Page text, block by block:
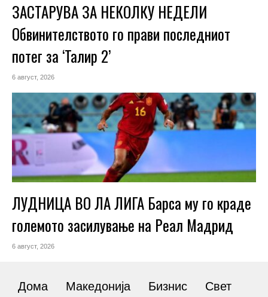
ЗАСТАРУВА ЗА НЕКОЛКУ НЕДЕЛИ
Обвинителството го прави последниот
потег за ‘Талир 2’
6 август, 2026
ЛУДНИЦА ВО ЛА ЛИГА Барса му го краде
големото засилување на Реал Мадрид
6 август, 2026
Дома Македонија Бизнис Свет